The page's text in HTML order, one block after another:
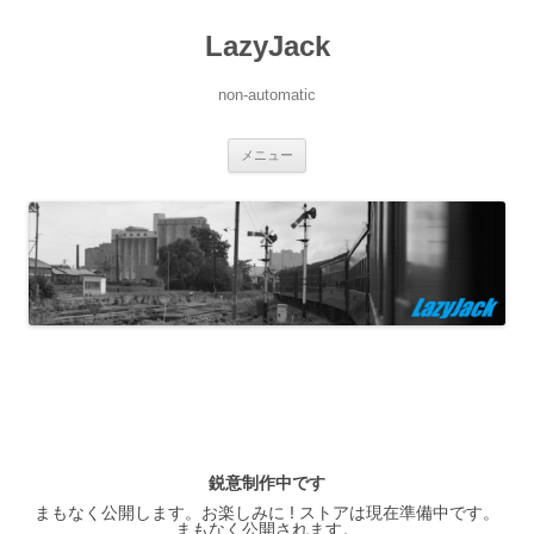
LazyJack
non-automatic
メニュー
ツ
へ
ス
キ
ッ
プ
鋭意制作中です
まもなく公開します。お楽しみに ! ストアは現在準備中です。
まもなく公開されます。